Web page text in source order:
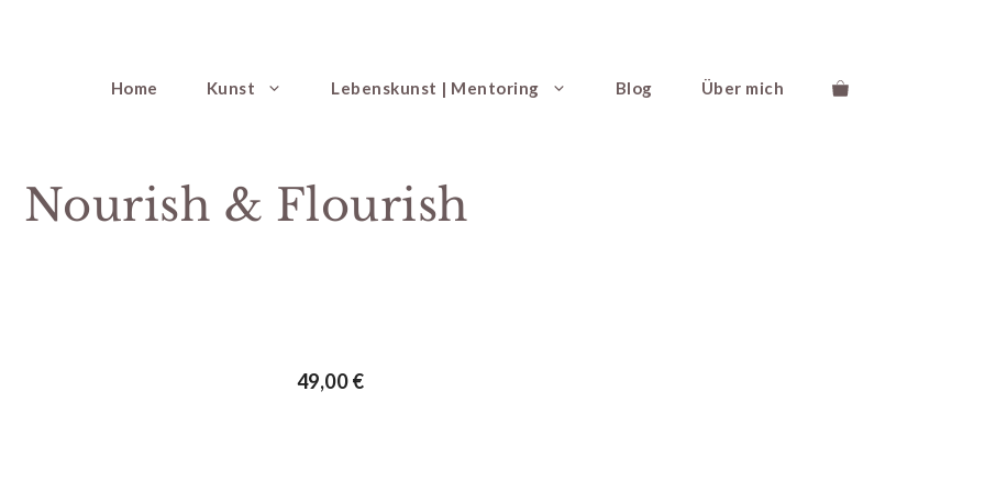
Home Kunst Lebenskunst | Mentoring Blog Über mich
Nourish & Flourish
49,00€